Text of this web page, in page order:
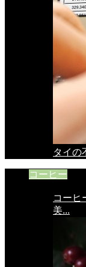
タイの
コーヒー
コーヒ
美...